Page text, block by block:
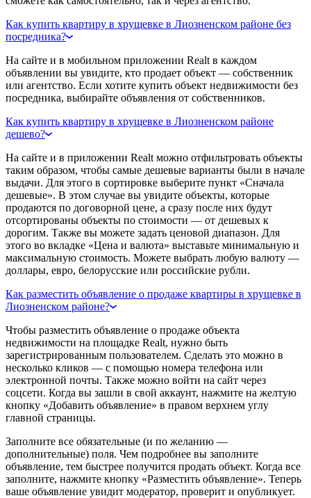
Как купить квартиру в хрущевке в Лиозненском районе без
посредника?
На сайте и в мобильном приложении Realt в каждом
объявлении вы увидите, кто продает объект — собственник
или агентство. Если хотите купить объект недвижимости без
посредника, выбирайте объявления от собственников.
Как купить квартиру в хрущевке в Лиозненском районе
дешево?
На сайте и в приложении Realt можно отфильтровать объекты
таким образом, чтобы самые дешевые варианты были в начале
выдачи. Для этого в сортировке выберите пункт «Сначала
дешевые». В этом случае вы увидите объекты, которые
продаются по договорной цене, а сразу после них будут
отсортированы объекты по стоимости — от дешевых к
дорогим. Также вы можете задать ценовой диапазон. Для
этого во вкладке «Цена и валюта» выставьте минимальную и
максимальную стоимость. Можете выбрать любую валюту —
доллары, евро, белорусские или российские рубли.
Как разместить объявление о продаже квартиры в хрущевке в
Лиозненском районе?
Чтобы разместить объявление о продаже объекта
недвижимости на площадке Realt, нужно быть
зарегистрированным пользователем. Сделать это можно в
несколько кликов — с помощью номера телефона или
электронной почты. Также можно войти на сайт через
соцсети. Когда вы зашли в свой аккаунт, нажмите на желтую
кнопку «Добавить объявление» в правом верхнем углу
главной страницы.
Заполните все обязательные (и по желанию —
дополнительные) поля. Чем подробнее вы заполните
объявление, тем быстрее получится продать объект. Когда все
заполните, нажмите кнопку «Разместить объявление». Теперь
ваше объявление увидит модератор, проверит и опубликует.